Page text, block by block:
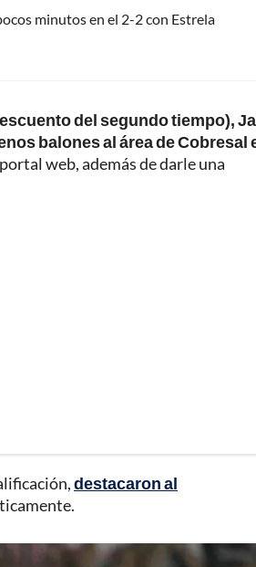
minutos en el 2-2 con Estrela
del segundo tiempo),
balones al área de Cobresal
web, además de darle una
destacaron al